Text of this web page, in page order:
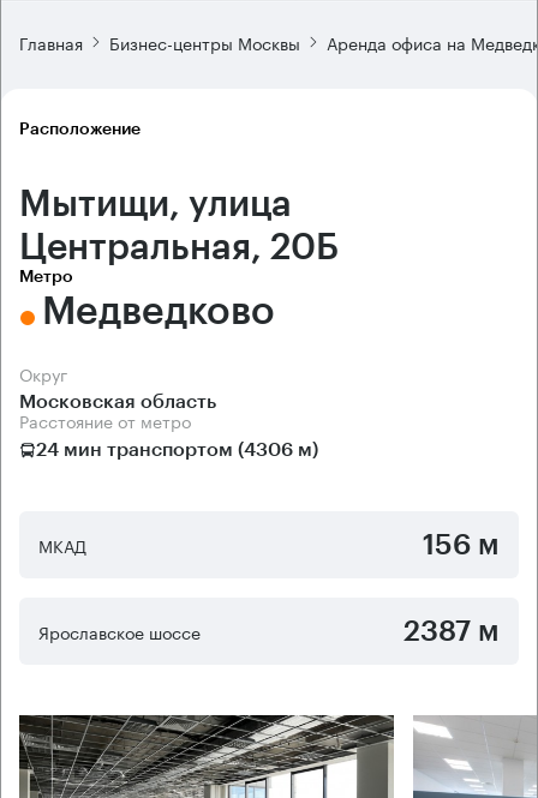
Главная Бизнес-центры Москвы Аренда офиса на
Расположение
Мытищи, улица
Центральная, 20Б
Метро
Медведково
Округ
Московская область
Расстояние от метро
24 мин транспортом (4306 м)
МКАД 156 м
Ярославское шоссе 2387 м